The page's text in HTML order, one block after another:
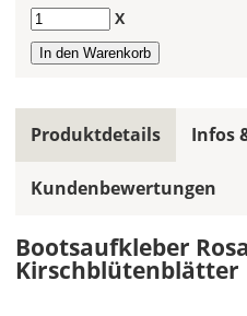
gespiegelt
werden?
Bild
Im
2er-
Anzahl X
Produktdetails
Bootsaufkleber Rosa
Kirschblütenblätter
Infos
Kundenbewertungen